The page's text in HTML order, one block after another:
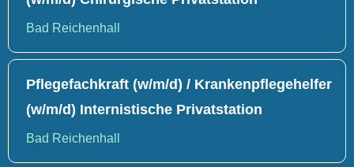
Bad Reichenhall
Pflegefachkraft (w/m/d) / Krankenpflegehelfer
(w/m/d) Internistische Privatstation
Bad Reichenhall